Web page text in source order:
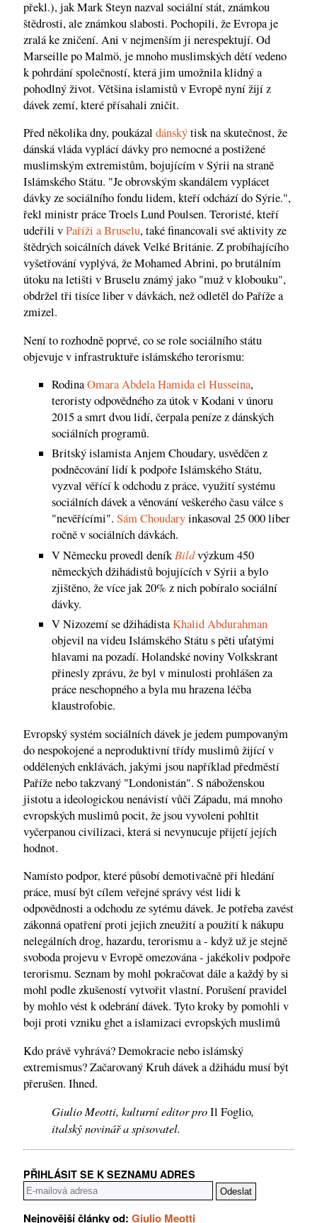
překl.), jak Mark Steyn nazval sociální stát, známkou
štědrosti, ale známkou slabosti. Pochopili, že Evropa je
zralá ke zničení. Ani v nejmenším ji nerespektují. Od
Marseille po Malmö, je mnoho muslimských dětí vedeno
k pohrdání společností, která jim umožnila klidný a
pohodlný život. Většina islamistů v Evropě nyní žijí z
dávek zemí, které přísahali zničit.
Před několika dny, poukázal dánskýtisk na skutečnost, že
dánská vláda vyplácí dávky pro nemocné a postižené
muslimským extremistům, bojujícím v Sýrii na straně
Islámského Státu. "Je obrovským skandálem vyplácet
dávky ze sociálního fondu lidem, kteří odchází do Sýrie.",
řekl ministr práce Troels Lund Poulsen. Teroristé, kteří
udeřili vPaříži a Bruselu, také financovali své aktivity ze
štědrých soicálních dávek Velké Británie. Z probíhajícího
vyšetřování vyplývá, že Mohamed Abrini, po brutálním
útoku na letišti v Bruselu známý jako "muž v klobouku",
obdržel tři tisíce liber v dávkách, než odletěl do Paříže a
zmizel.
Není to rozhodně poprvé, co se role sociálního státu
objevuje v infrastruktuře islámského terorismu:
RodinaOmara Abdela Hamida el Husseina,
teroristy odpovědného za útok v Kodani v únoru
2015 a smrt dvou lidí, čerpala peníze z dánských
sociálních programů.
Britský islamista Anjem Choudary, usvědčen z
podněcování lidí k podpoře Islámského Státu,
vyzval věřící k odchodu z práce, využití systému
sociálních dávek a věnování veškerého času válce s
"nevěřícími". Sám Choudaryinkasoval 25 000 liber
ročně v sociálních dávkách.
V Německu provedl deníkBildvýzkum 450
německých džihádistů bojujících v Sýrii a bylo
zjištěno, že více jak 20% z nich pobíralo sociální
dávky.
V Nizozemí se džihádistaKhalid Abdurahman
objevil na videu Islámského Státu s pěti uťatými
hlavami na pozadí. Holandské noviny Volkskrant
přinesly zprávu, že byl v minulosti prohlášen za
práce neschopného a byla mu hrazena léčba
klaustrofobie.
Evropský systém sociálních dávek je jedem pumpovaným
do nespokojené a neproduktivní třídy muslimů žijící v
oddělených enklávách, jakými jsou například předměstí
Paříže nebo takzvaný "Londonistán". S náboženskou
jistotu a ideologickou nenávistí vůči Západu, má mnoho
evropských muslimů pocit, že jsou vyvoleni pohltit
vyčerpanou civilizaci, která si nevynucuje přijetí jejích
hodnot.
Namísto podpor, které působí demotivačně při hledání
práce, musí být cílem veřejné správy vést lidi k
odpovědnosti a odchodu ze sytému dávek. Je potřeba zavést
zákonná opatření proti jejich zneužití a použití k nákupu
nelegálních drog, hazardu, terorismu a - když už je stejně
svoboda projevu v Evropě omezována - jakékoliv podpoře
terorismu. Seznam by mohl pokračovat dále a každý by si
mohl podle zkušeností vytvořit vlastní. Porušení pravidel
by mohlo vést k odebrání dávek. Tyto kroky by pomohli v
boji proti vzniku ghet a islamizaci evropských muslimů
Kdo právě vyhrává? Demokracie nebo islámský
extremismus? Začarovaný Kruh dávek a džihádu musí být
přerušen. Ihned.
Giulio Meotti, kulturní editor proIl Foglio,
italský novinář a spisovatel.
PŘIHLÁSIT SE K SEZNAMU ADRES
Nejnovější články od: Giulio Meotti